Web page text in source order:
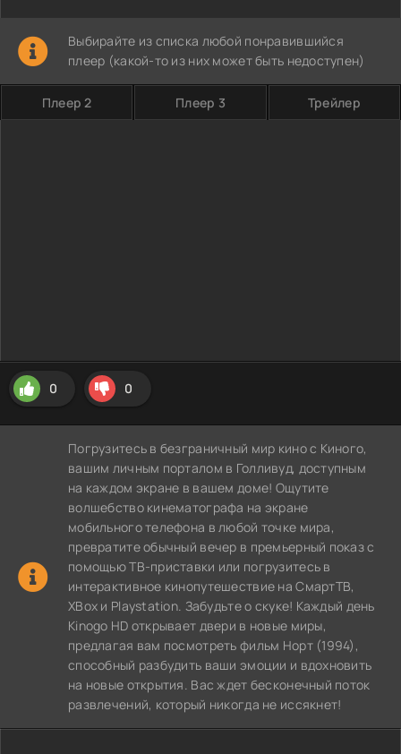
Выбирайте из списка любой понравившийся
плеер (какой-то из них может быть недоступен)
Плеер 2 Плеер 3 Трейлер
0 0
Погрузитесь в безграничный мир кино с Киного,
вашим личным порталом в Голливуд, доступным
на каждом экране в вашем доме! Ощутите
волшебство кинематографа на экране
мобильного телефона в любой точке мира,
превратите обычный вечер в премьерный показ с
помощью ТВ-приставки или погрузитесь в
интерактивное кинопутешествие на СмартТВ,
XBox и Playstation. Забудьте о скуке! Каждый день
Kinogo HD открывает двери в новые миры,
предлагая вам посмотреть фильм Норт (1994),
способный разбудить ваши эмоции и вдохновить
на новые открытия. Вас ждет бесконечный поток
развлечений, который никогда не иссякнет!